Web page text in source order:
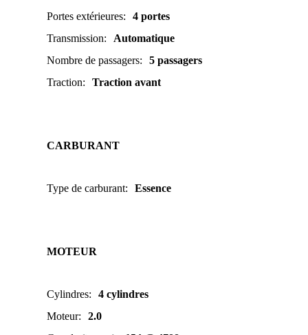
Portes extérieures:
4 portes
Transmission:
Automatique
Nombre de passagers:
5 passagers
Traction: Traction avant
CARBURANT
Type de carburant: Essence
MOTEUR
Cylindres:
4 cylindres
Moteur:
2.0